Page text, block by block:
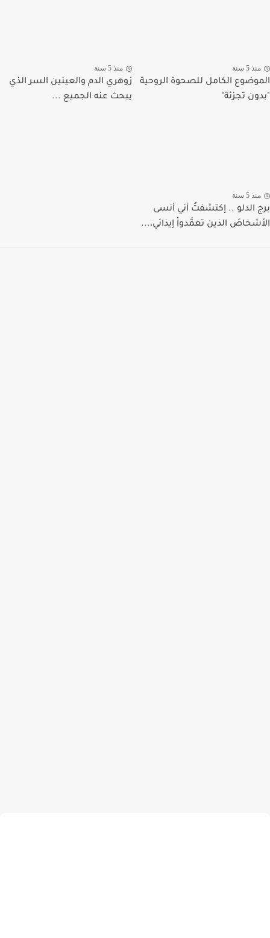
منذ 5 سنة
الموضوع الكامل للصحوة الروحية
"بدون تجزئة"
منذ 5 سنة
زوهري الدم والعينين السر الذي
يبحث عنه الجميع ...
منذ 5 سنة
برج الدلو .. إكتشفتُ أني أنسى
الأشخاصَ الذين تعمَّدواْ إيذائي،...